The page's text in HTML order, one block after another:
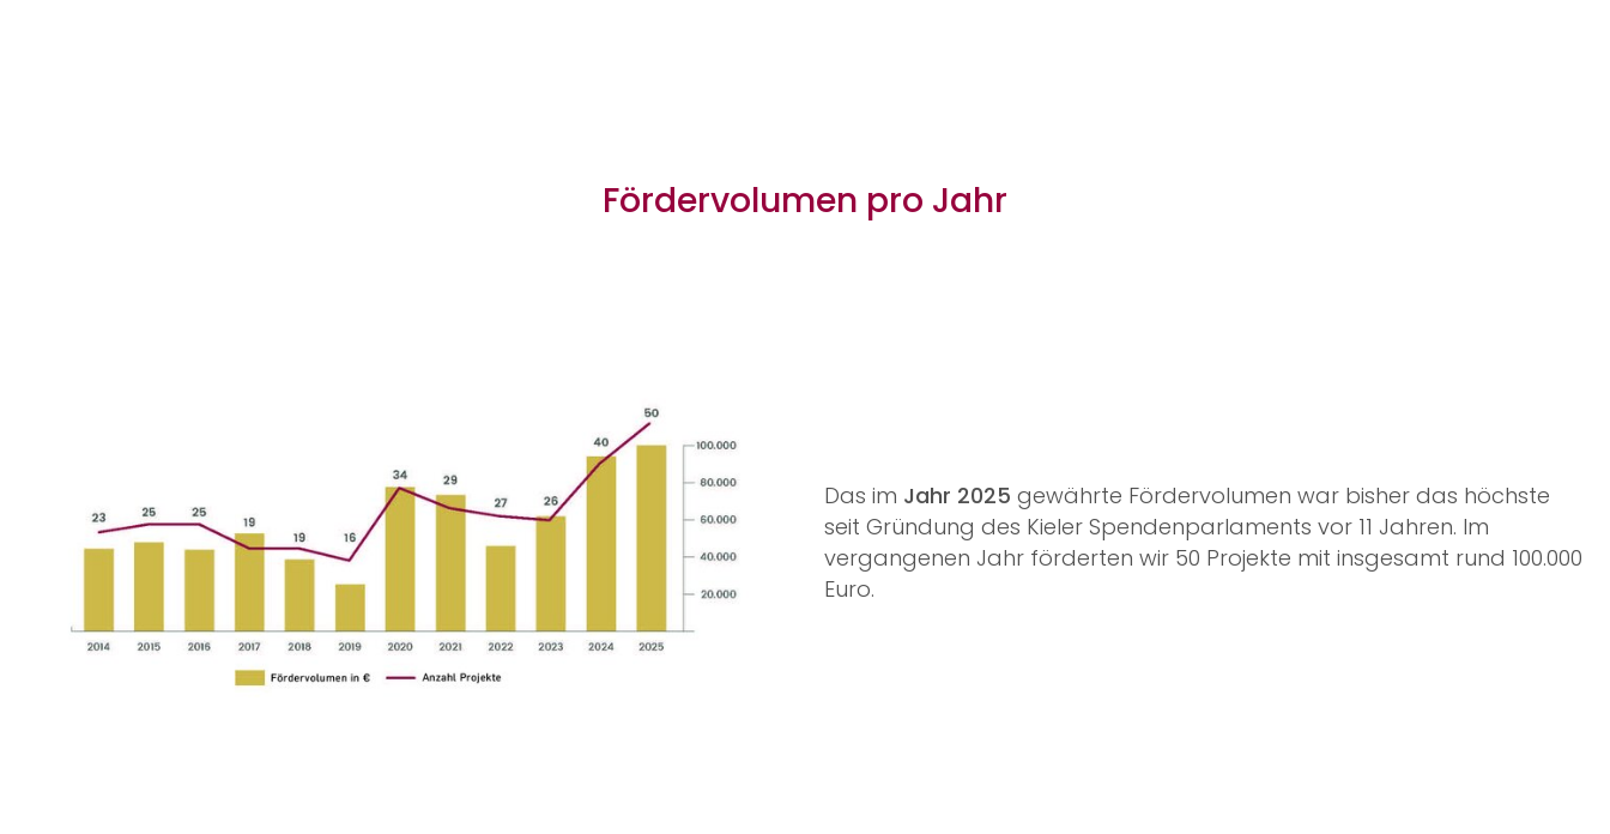
Fördervolumen pro Jahr
Das im Jahr 2025 gewährte Fördervolumen war bisher das höchste
seit Gründung des Kieler Spendenparlaments vor 11 Jahren. Im
vergangenen Jahr förderten wir 50 Projekte mit insgesamt rund 100.000
Euro.